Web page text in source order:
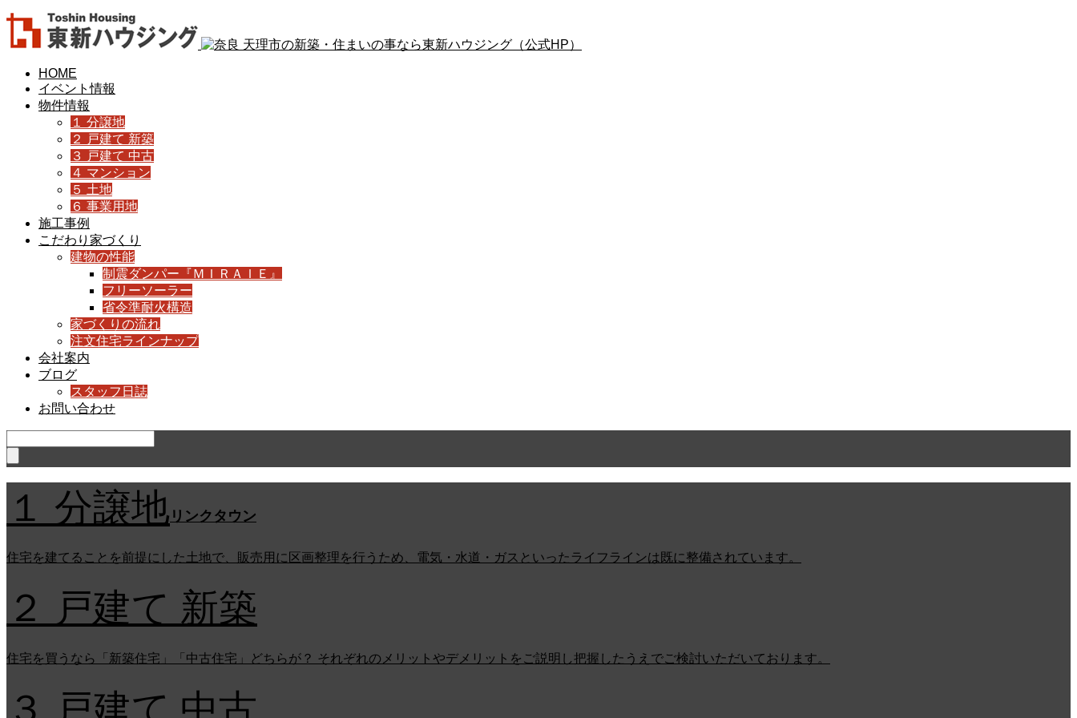
HOME
イベント情報
物件情報
１ 分譲地
２ 戸建て 新築
３ 戸建て 中古
４ マンション
５ 土地
６ 事業用地
施工事例
こだわり家づくり
建物の性能
制震ダンパー『ＭＩＲＡＩＥ』
フリーソーラー
省令準耐火構造
家づくりの流れ
注文住宅ラインナップ
会社案内
ブログ
スタッフ日誌
お問い合わせ
１ 分譲地 リンクタウン
住宅を建てることを前提にした土地で、販売用に区画整理を行うため、電気・水道・ガスといったライフラインは既に整備されています。
２ 戸建て 新築
住宅を買うなら「新築住宅」「中古住宅」どちらが？ それぞれのメリットやデメリットをご説明し把握したうえでご検討いただいております。
３ 戸建て 中古